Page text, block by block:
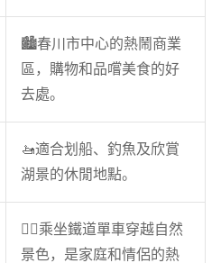
🏙️春川市中心的熱鬧商業
區，購物和品嚐美食的好
去處。
🚤適合划船、釣魚及欣賞
湖景的休閒地點。
🚴‍♂️乘坐鐵道單車穿越自然
景色，是家庭和情侶的熱